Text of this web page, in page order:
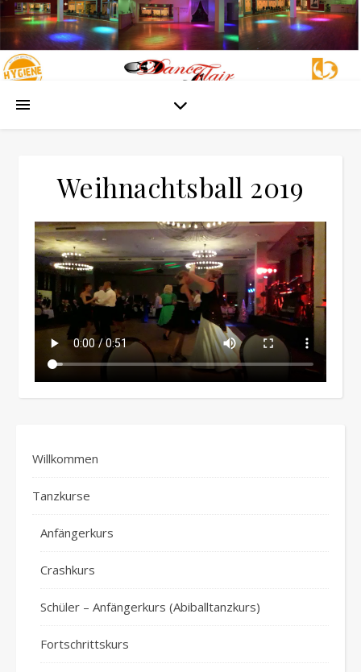
Weihnachtsball 2019
Willkommen
Tanzkurse
Anfängerkurs
Crashkurs
Schüler – Anfängerkurs (Abiballtanzkurs)
Fortschrittskurs